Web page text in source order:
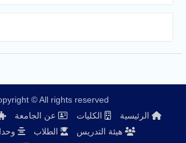
© All rights reserved.
الرئيسية
الكليات عن الجامعة
هيئة التدريس
الطلاب